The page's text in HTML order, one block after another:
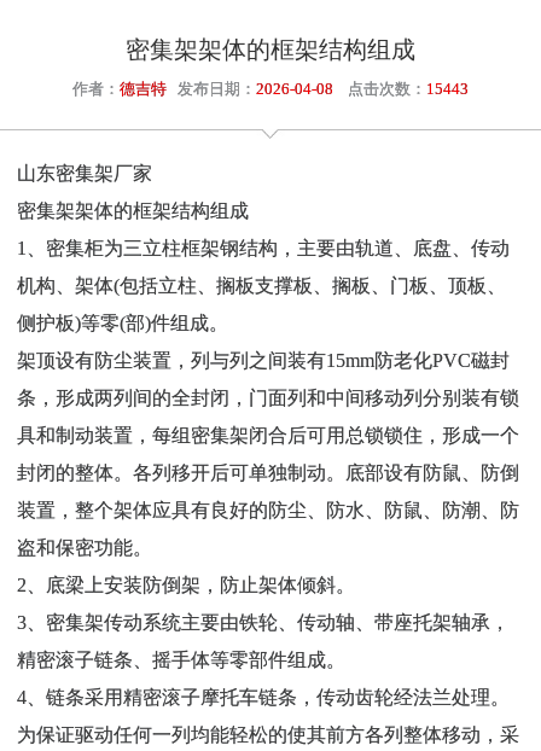
密集架架体的框架结构组成
作者： 德吉特 发布日期： 2026-04-08 点击次数： 15443
山东密集架厂家
密集架架体的框架结构组成
1、密集柜为三立柱框架钢结构，主要由轨道、底盘、传动
机构、架体(包括立柱、搁板支撑板、搁板、门板、顶板、
侧护板)等零(部)件组成。
架顶设有防尘装置，列与列之间装有15mm防老化PVC磁封
条，形成两列间的全封闭，门面列和中间移动列分别装有锁
具和制动装置，每组密集架闭合后可用总锁锁住，形成一个
封闭的整体。各列移开后可单独制动。底部设有防鼠、防倒
装置，整个架体应具有良好的防尘、防水、防鼠、防潮、防
盗和保密功能。
2、底梁上安装防倒架，防止架体倾斜。
3、密集架传动系统主要由铁轮、传动轴、带座托架轴承，
精密滚子链条、摇手体等零部件组成。
4、链条采用精密滚子摩托车链条，传动齿轮经法兰处理。
为保证驱动任何一列均能轻松的使其前方各列整体移动，采